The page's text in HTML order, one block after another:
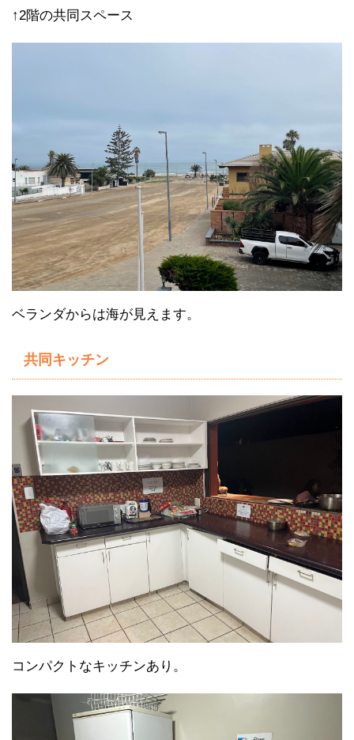
↑2階の共同スペース
ベランダからは海が見えます。
共同キッチン
コンパクトなキッチンあり。